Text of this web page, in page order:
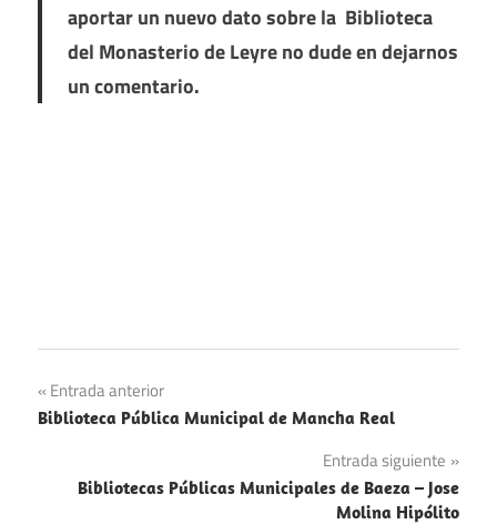
aportar un nuevo dato sobre la Biblioteca
del Monasterio de Leyre no dude en dejarnos
un comentario.
Navegación
de
entradas
Entrada anterior
Biblioteca Pública Municipal de Mancha Real
Entrada siguiente
Bibliotecas Públicas Municipales de Baeza – Jose
Molina Hipólito